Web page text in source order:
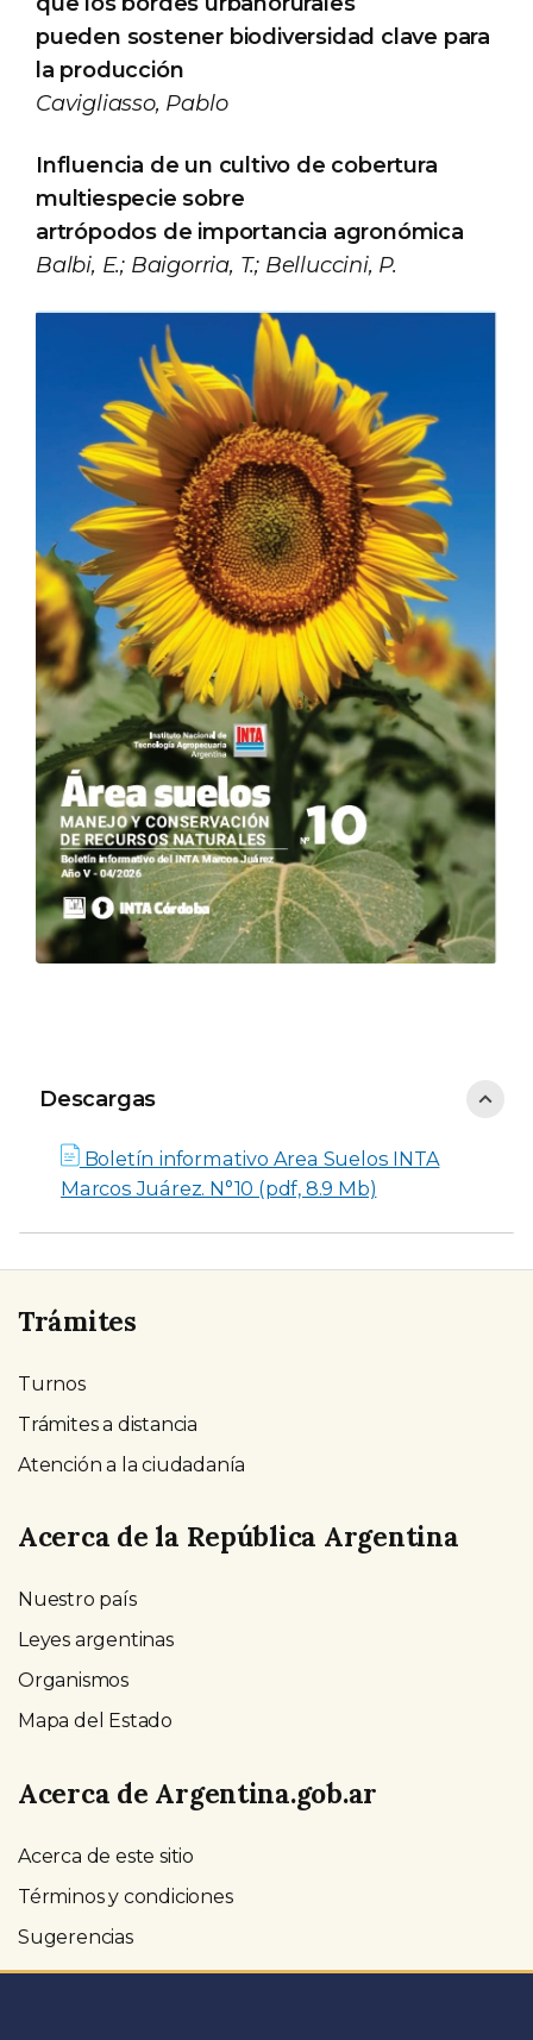
pueden sostener biodiversidad clave para
la producción
Cavigliasso, Pablo
Influencia de un cultivo de cobertura
multiespecie sobre
artrópodos de importancia agronómica
Balbi, E.; Baigorria, T.; Belluccini, P.
Descargas
Descargas
Boletín informativo Area Suelos INTA
Marcos Juárez. N°10 (pdf, 8.9 Mb)
Trámites
Turnos
Trámites a distancia
Atención a la ciudadanía
Acerca de la República Argentina
Nuestro país
Leyes argentinas
Organismos
Mapa del Estado
Acerca de Argentina.gob.ar
Acerca de este sitio
Términos y condiciones
Sugerencias